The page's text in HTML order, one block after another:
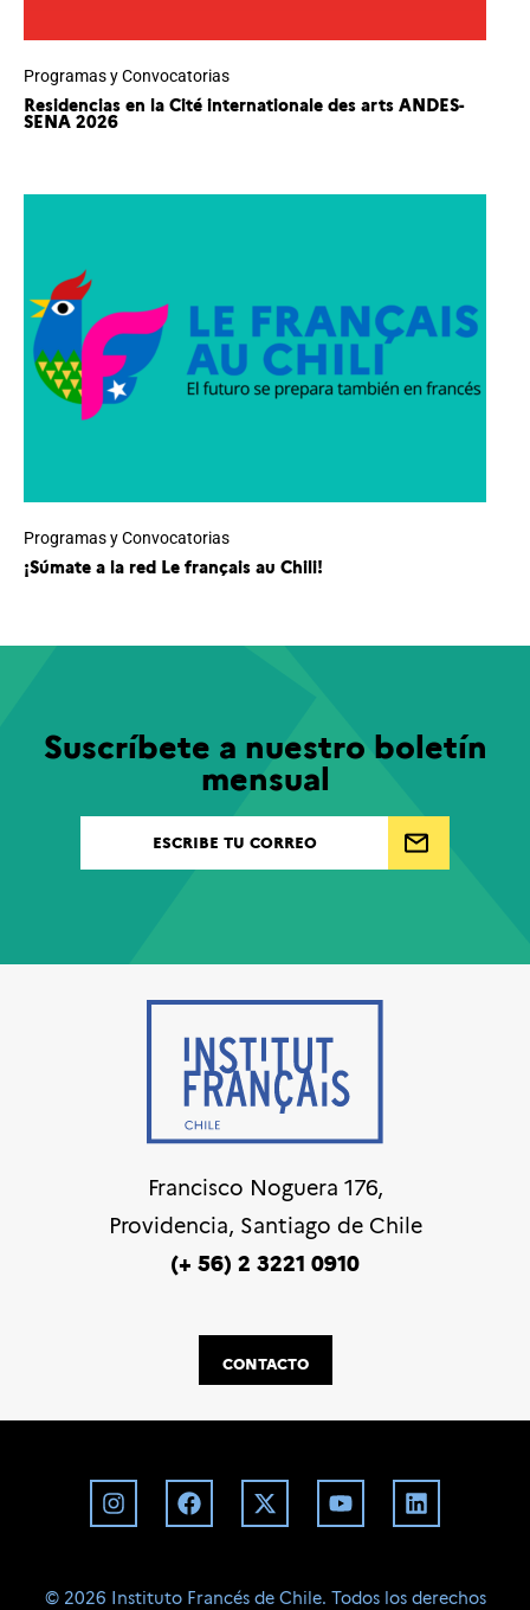
Programas y Convocatorias
Residencias en la Cité internationale des arts ANDES-
SENA 2026
Programas y Convocatorias
¡Súmate a la red Le français au Chili!
Suscríbete a nuestro boletín
mensual
Francisco Noguera 176,
Providencia, Santiago de Chile
(+ 56) 2 3221 0910
CONTACTO
©️ 2026 Instituto Francés de Chile. Todos los derechos